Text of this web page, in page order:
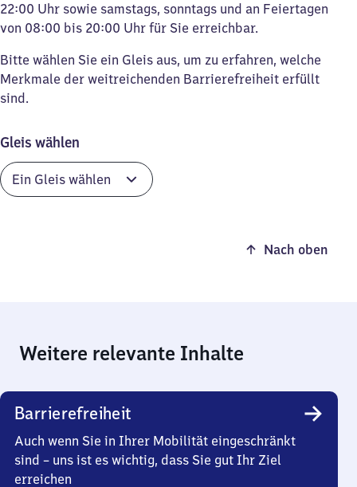
22:00 Uhr sowie samstags, sonntags und an Feiertagen
von 08:00 bis 20:00 Uhr für Sie erreichbar.
Bitte wählen Sie ein Gleis aus, um zu erfahren, welche
Merkmale der weitreichenden Barrierefreiheit erfüllt
sind.
Gleis wählen
Nach oben
Weitere relevante Inhalte
Barrierefreiheit
Auch wenn Sie in Ihrer Mobilität eingeschränkt
sind – uns ist es wichtig, dass Sie gut Ihr Ziel
erreichen